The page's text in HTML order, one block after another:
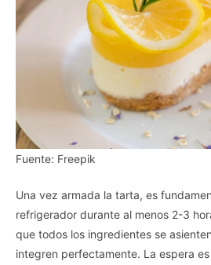
Fuente: Freepik
Una vez armada la tarta, es
refrigerador durante al menos 2-3
que todos los ingredientes se
integren perfectamente. La espera